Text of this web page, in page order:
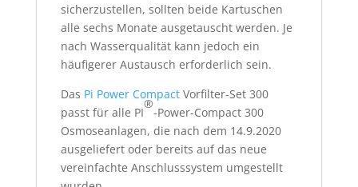
sicherzustellen, sollten beide Kartuschen
alle sechs Monate ausgetauscht werden. Je
nach Wasserqualität kann jedoch ein
häufigerer Austausch erforderlich sein.
Das Pi Power CompactVorfilter-Set 300
passt für alle PI
®
-Power-Compact 300
Osmoseanlagen, die nach dem 14.9.2020
ausgeliefert oder bereits auf das neue
vereinfachte Anschlusssystem umgestellt